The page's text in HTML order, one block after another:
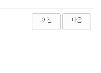
이전 다음